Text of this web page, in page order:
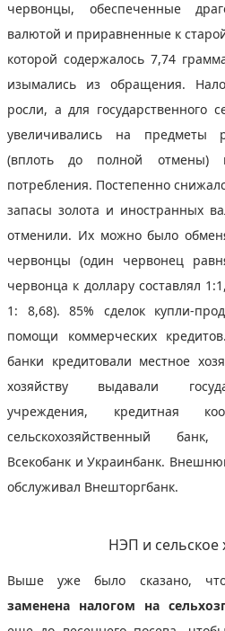
червонцы, обеспеченные
валютой и приравненные к
которой содержалось 7,74
изымались из обращения.
росли, а для государственного
увеличивались на предметы
(вплоть до полной отмены)
потребления. Постепенно
запасы золота и иностранных
отменили. Их можно было
червонцы (один червонец
червонца к доллару составлял
1: 8,68). 85% сделок купли-
помощи коммерческих
банки кредитовали местное
хозяйству выдавали
учреждения, кредитная
сельскохозяйственный
Всекобанк и Украинбанк.
обслуживал Внешторгбанк.
НЭП и сельское
Выше уже было сказано,
заменена налогом на